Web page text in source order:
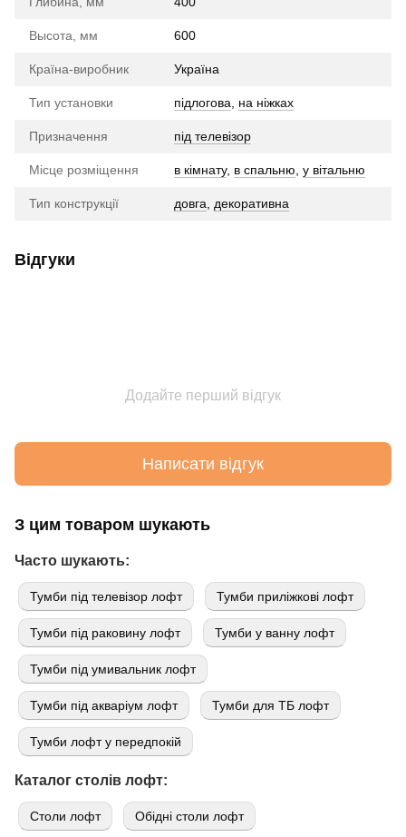
Высота, мм 600
Країна-виробник Україна
Тип установки підлогова на ніжках
Призначення під телевізор
Місце розміщення в кімнату, в спальню у вітальню
Тип конструкції довга декоративна
Відгуки
Додайте перший відгук
Написати відгук
З цим товаром шукають
Часто шукають:
Тумби під телевізор лофт Тумби приліжкові лофт
Тумби під раковину лофт Тумби у ванну лофт
Тумби під умивальник лофт
Тумби під акваріум лофт Тумби для ТБ лофт
Тумби лофт у передпокій
Каталог столів лофт:
Cтоли лофт Обідні столи лофт